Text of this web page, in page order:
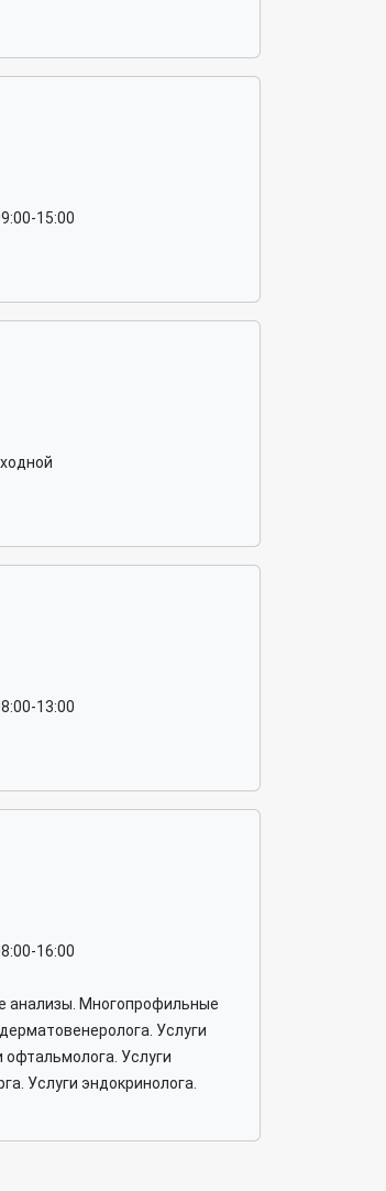
15:00
13:00
16:00
анализы. Многопрофильные
Услуги
офтальмолога. Услуги
Услуги эндокринолога.